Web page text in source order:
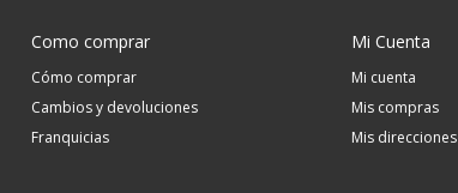
Como comprar
Cómo comprar
Cambios y devoluciones
Franquicias
Mi Cuenta
Mi cuenta
Mis compras
Mis direcciones